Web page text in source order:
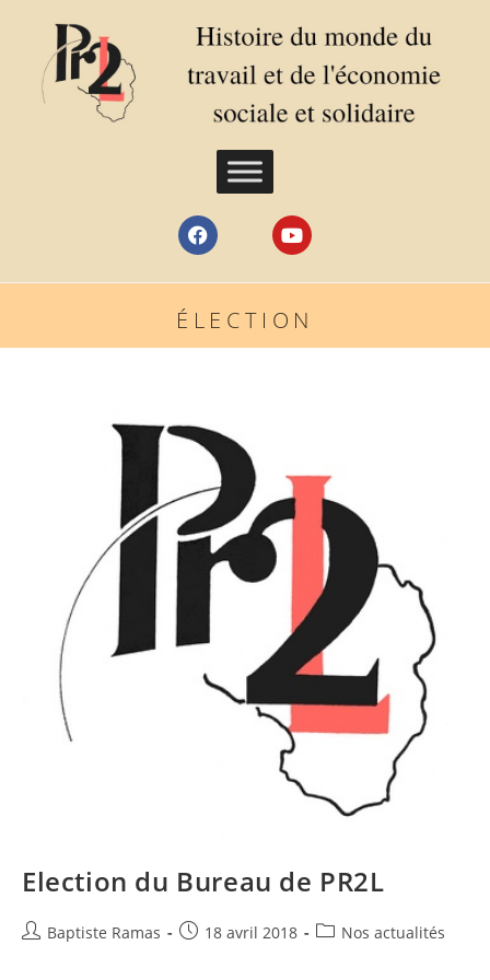
ÉLECTION
Election du Bureau de PR2L
Baptiste Ramas 18 avril 2018 Nos actualités